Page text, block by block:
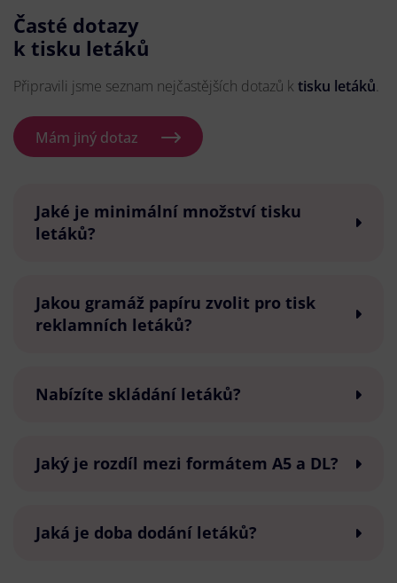
Časté dotazy
k tisku letáků
Připravili jsme seznam nejčastějších dotazů k tisku letáků.
Mám jiný dotaz
Jaké je minimální množství tisku
letáků?
Jakou gramáž papíru zvolit pro tisk
reklamních letáků?
Nabízíte skládání letáků?
Jaký je rozdíl mezi formátem A5 a DL?
Jaká je doba dodání letáků?